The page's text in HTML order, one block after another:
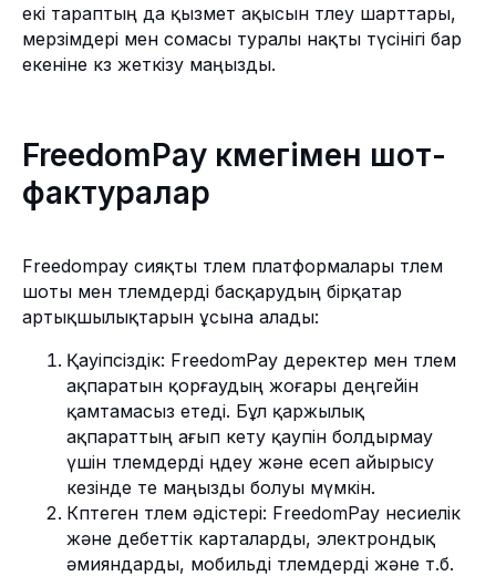
екі тараптың да қызмет ақысын төлеу шарттары,
мерзімдері мен сомасы туралы нақты түсінігі бар
екеніне көз жеткізу маңызды.
FreedomPay көмегімен шот-
фактуралар
Freedompay сияқты төлем платформалары төлем
шоты мен төлемдерді басқарудың бірқатар
артықшылықтарын ұсына алады:
Қауіпсіздік: FreedomPay деректер мен төлем
ақпаратын қорғаудың жоғары деңгейін
қамтамасыз етеді. Бұл қаржылық
ақпараттың ағып кету қаупін болдырмау
үшін төлемдерді өңдеу және есеп айырысу
кезінде өте маңызды болуы мүмкін.
Көптеген төлем әдістері: FreedomPay несиелік
және дебеттік карталарды, электрондық
әмияндарды, мобильді төлемдерді және т.б.